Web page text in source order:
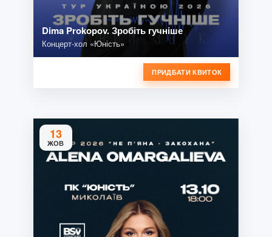
Dima Prokopov. Зробіть гучніше
Концерт-хол «Юність»
ПРИДБАТИ КВИТОК
13
ЖОВ